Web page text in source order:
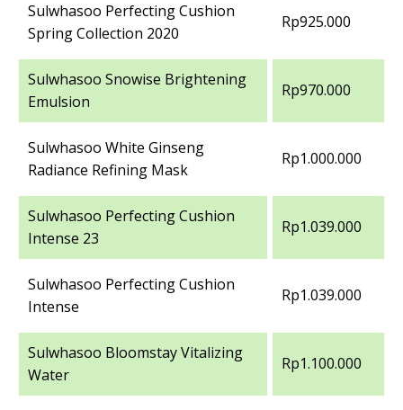
Sulwhasoo Perfecting Cushion
Spring Collection 2020
Rp925.000
Sulwhasoo Snowise Brightening
Emulsion
Rp970.000
Sulwhasoo White Ginseng
Radiance Refining Mask
Rp1.000.000
Sulwhasoo Perfecting Cushion
Intense 23
Rp1.039.000
Sulwhasoo Perfecting Cushion
Intense
Rp1.039.000
Sulwhasoo Bloomstay Vitalizing
Water
Rp1.100.000